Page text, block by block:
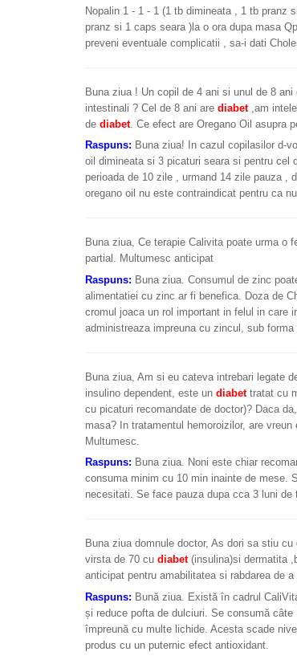
Nopalin 1 - 1 - 1 (1 tb dimineata , 1 tb pranz
pranz si 1 caps seara )la o ora dupa masa
preveni eventuale complicatii , sa-i dati
Buna ziua ! Un copil de 4 ani si unul de 8
intestinali ? Cel de 8 ani are diabet,am
de diabet. Ce efect are Oregano Oil asupra
Raspuns: Buna ziua! In cazul copilasilor d-
oil dimineata si 3 picaturi seara si pentru cel
perioada de 10 zile , urmand 14 zile pauza ,
oregano oil nu este contraindicat pentru ca
Buna ziua, Ce terapie Calivita poate urma o
partial. Multumesc anticipat
Raspuns: Buna ziua. Consumul de zinc
alimentatiei cu zinc ar fi benefica. Doza de
cromul joaca un rol important in felul in care
administreaza impreuna cu zincul, sub forma
Buna ziua, Am si eu cateva intrebari legate
insulino dependent, este un diabettratat cu
cu picaturi recomandate de doctor)? Daca
masa? In tratamentul hemoroizilor, are
Multumesc.
Raspuns: Buna ziua. Noni este chiar
consuma minim cu 10 min inainte de mese.
necesitati. Se face pauza dupa cca 3 luni de
Buna ziua domnule doctor, As dori sa stiu
virsta de 70 cu diabet(insulina)si dermatita
anticipat pentru amabilitatea si rabdarea de a
Raspuns: Bună ziua. Există în cadrul
și reduce pofta de dulciuri. Se consumă
împreună cu multe lichide. Acesta scade
produs cu un puternic efect antioxidant.